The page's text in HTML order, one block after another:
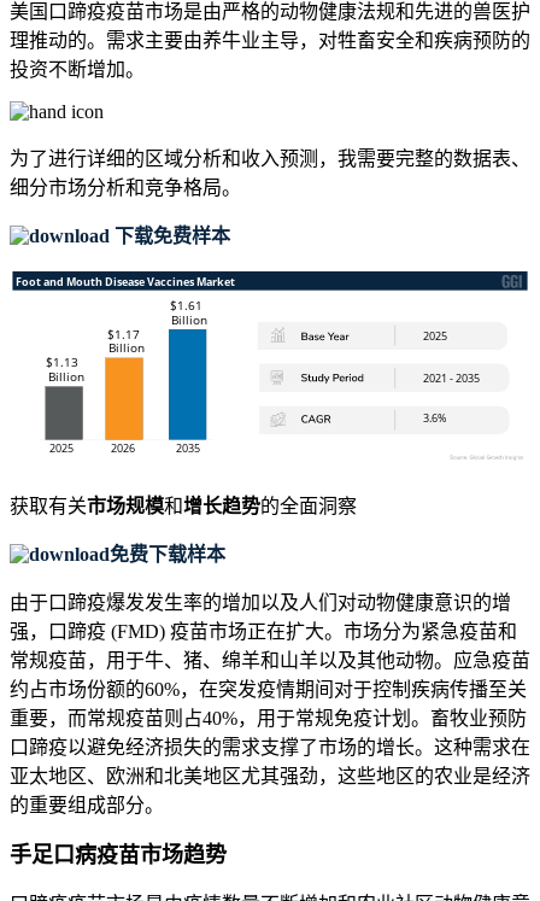
美国口蹄疫疫苗市场是由严格的动物健康法规和先进的兽医护
理推动的。需求主要由养牛业主导，对牲畜安全和疾病预防的
投资不断增加。
为了进行详细的区域分析和收入预测，我需要完整的数据表、
细分市场分析和竞争格局。
下载免费样本
获取有关市场规模和增长趋势的全面洞察
免费下载样本
由于口蹄疫爆发发生率的增加以及人们对动物健康意识的增
强，口蹄疫 (FMD) 疫苗市场正在扩大。市场分为紧急疫苗和
常规疫苗，用于牛、猪、绵羊和山羊以及其他动物。应急疫苗
约占市场份额的60%，在突发疫情期间对于控制疾病传播至关
重要，而常规疫苗则占40%，用于常规免疫计划。畜牧业预防
口蹄疫以避免经济损失的需求支撑了市场的增长。这种需求在
亚太地区、欧洲和北美地区尤其强劲，这些地区的农业是经济
的重要组成部分。
手足口病疫苗市场趋势